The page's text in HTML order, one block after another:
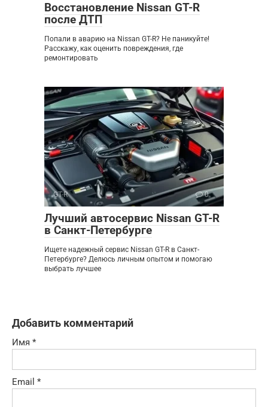
Восстановление Nissan GT-R
после ДТП
Попали в аварию на Nissan GT-R? Не паникуйте!
Расскажу, как оценить повреждения, где
ремонтировать
GT-R 0
Лучший автосервис Nissan GT-R
в Санкт-Петербурге
Ищете надежный сервис Nissan GT-R в Санкт-
Петербурге? Делюсь личным опытом и помогаю
выбрать лучшее
Добавить комментарий
Имя *
Email *